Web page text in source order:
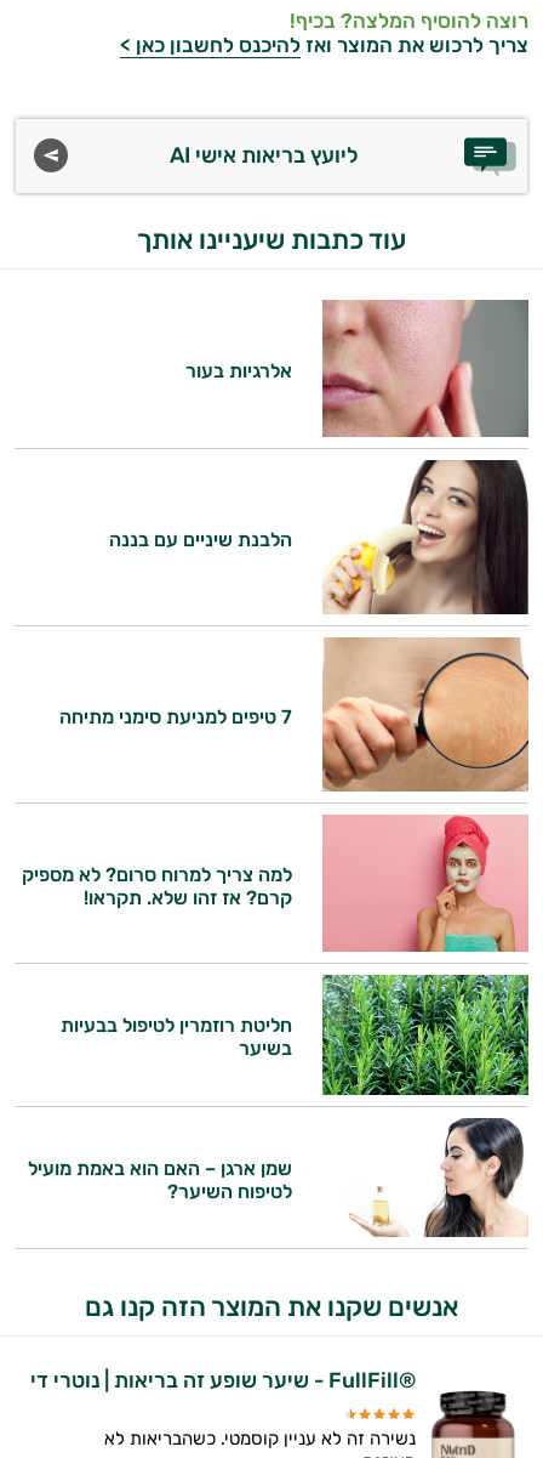
רוצה להוסיף המלצה? בכיף!
צריך לרכוש את המוצר ואז להיכנס לחשבון כאן >
ליועץ בריאות אישי AI
עוד כתבות שיעניינו אותך
אלרגיות בעור
הלבנת שיניים עם בננה
7 טיפים למניעת סימני מתיחה
למה צריך למרוח סרום? לא מספיק
קרם? אז זהו שלא. תקראו!
חליטת רוזמרין לטיפול בבעיות
בשיער
שמן ארגן – האם הוא באמת מועיל
לטיפוח השיער?
אנשים שקנו את המוצר הזה קנו גם
®FullFill - שיער שופע זה בריאות | נוטרי די
נשירה זה לא עניין קוסמטי. כשהבריאות לא
היי,